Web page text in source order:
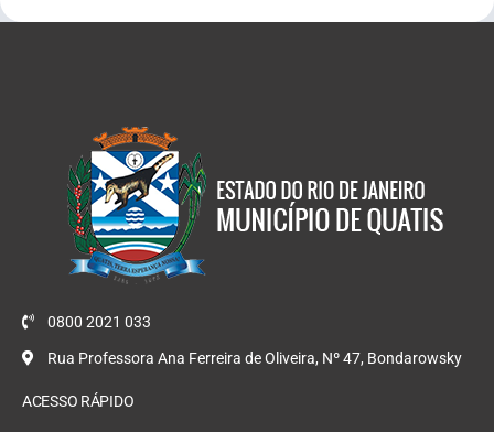
0800 2021 033
Rua Professora Ana Ferreira de Oliveira, Nº 47, Bondarowsky
ACESSO RÁPIDO